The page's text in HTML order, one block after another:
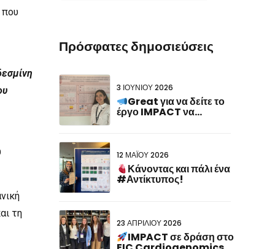
που
τη
Πρόσφατες δημοσιεύσεις
3 ΙΟΥΝΊΟΥ 2026
Great για να δείτε το
έργο IMPACT να
12 ΜΑΪ́ΟΥ 2026
Κάνοντας και πάλι ένα
#Αντίκτυπος!
23 ΑΠΡΙΛΊΟΥ 2026
IMPACT σε δράση στο